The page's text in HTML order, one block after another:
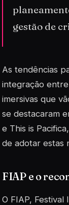
gestão de
As tendências
integração entre
imersivas que
se destacaram
e This is
de adotar estas
FIAP e o
O FIAP,